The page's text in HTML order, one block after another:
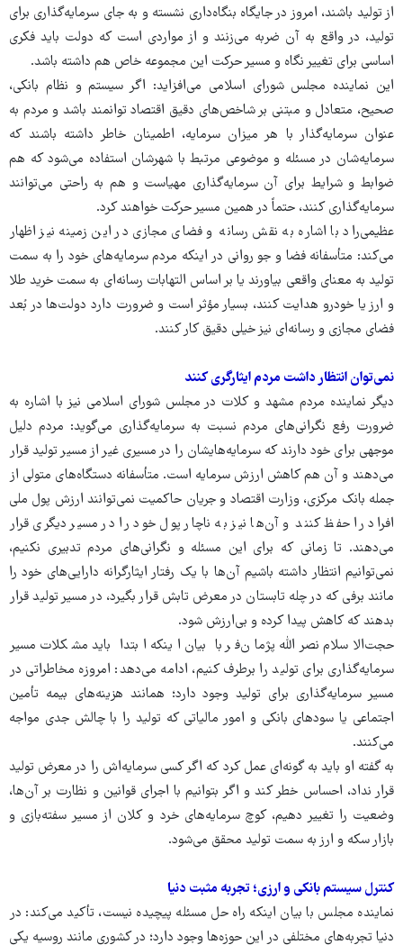
از تولید باشند، امروز در جایگاه بنگاه‌داری نشسته و به جای سرمایه‌گذاری برای
تولید، در واقع به آن ضربه می‌زنند و از مواردی است که دولت باید فکری
اساسی برای تغییر نگاه و مسیر حرکت این مجموعه خاص هم داشته باشد.
این نماینده مجلس شورای اسلامی می‌افزاید: اگر سیستم و نظام بانکی،
صحیح، متعادل و مبتنی بر شاخص‌های دقیق اقتصاد توانمند باشد و مردم به
عنوان سرمایه‌گذار با هر میزان سرمایه، اطمینان خاطر داشته باشند که
سرمایه‌شان در مسئله و موضوعی مرتبط با شهرشان استفاده می‌شود که هم
ضوابط و شرایط برای آن سرمایه‌گذاری مهیاست و هم به راحتی می‌توانند
سرمایه‌گذاری کنند، حتماً در همین مسیر حرکت خواهند کرد.
عظیمی‌راد با اشاره به نقش رسانه و فضای مجازی در این زمینه نیز اظهار
می‌کند: متأسفانه فضا و جو روانی در اینکه مردم سرمایه‌های خود را به سمت
تولید به معنای واقعی بیاورند یا بر اساس التهابات رسانه‌ای به سمت خرید طلا
و ارز یا خودرو هدایت کنند، بسیار مؤثر است و ضرورت دارد دولت‌ها در بُعد
فضای مجازی و رسانه‌ای نیز خیلی دقیق کار کنند.
نمی‌توان انتظار داشت مردم ایثارگری کنند
دیگر نماینده مردم مشهد و کلات در مجلس شورای اسلامی نیز با اشاره به
ضرورت رفع نگرانی‌های مردم نسبت به سرمایه‌گذاری می‌گوید: مردم دلیل
موجهی برای خود دارند که سرمایه‌هایشان را در مسیری غیر از مسیر تولید قرار
می‌دهند و آن هم کاهش ارزش سرمایه است. متأسفانه دستگاه‌های متولی از
جمله بانک مرکزی، وزارت اقتصاد و جریان حاکمیت نمی‌توانند ارزش پول ملی
افراد را حفظ کنند و آن‌ها نیز به ناچار پول خود را در مسیر دیگری قرار
می‌دهند. تا زمانی که برای این مسئله و نگرانی‌های مردم تدبیری نکنیم،
نمی‌توانیم انتظار داشته باشیم آن‌ها با یک رفتار ایثارگرانه دارایی‌های خود را
مانند برفی که در چله تابستان در معرض تابش قرار بگیرد، در مسیر تولید قرار
بدهند که کاهش پیدا کرده و بی‌ارزش شود.
حجت‌الاسلام نصرالله پژمان‌فر با بیان اینکه ابتدا باید مشکلات مسیر
سرمایه‌گذاری برای تولید را برطرف کنیم، ادامه می‌دهد: امروزه مخاطراتی در
مسیر سرمایه‌گذاری برای تولید وجود دارد؛ همانند هزینه‌های بیمه تأمین
اجتماعی یا سودهای بانکی و امور مالیاتی که تولید را با چالش جدی مواجه
می‌کنند.
به گفته او باید به گونه‌ای عمل کرد که اگر کسی سرمایه‌اش را در معرض تولید
قرار نداد، احساس خطر کند و اگر بتوانیم با اجرای قوانین و نظارت بر آن‌ها،
وضعیت را تغییر دهیم، کوچ سرمایه‌های خرد و کلان از مسیر سفته‌بازی و
بازار سکه و ارز به سمت تولید محقق می‌شود.
کنترل سیستم بانکی و ارزی؛ تجربه مثبت دنیا
نماینده مجلس با بیان اینکه راه حل مسئله پیچیده نیست، تأکید می‌کند: در
دنیا تجربه‌های مختلفی در این حوزه‌ها وجود دارد؛ در کشوری مانند روسیه یکی